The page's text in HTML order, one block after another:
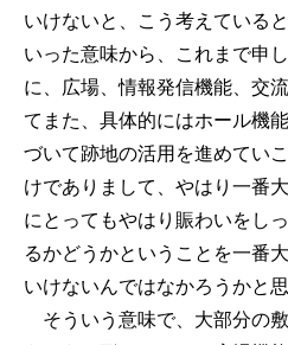
いけないと、こう考えている
いった意味から、これまで申
に、広場、情報発信機能、交
てまた、具体的にはホール機
づいて跡地の活用を進めてい
けでありまして、やはり一番
にとってもやはり賑わいをし
るかどうかということを一番
いけないんではなかろうかと
そういう意味で、大部分の